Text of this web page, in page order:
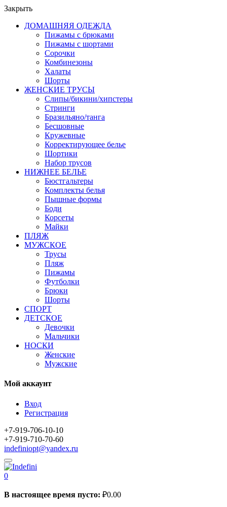
Закрыть
ДОМАШНЯЯ ОДЕЖДА
Пижамы с брюками
Пижамы с шортами
Сорочки
Комбинезоны
Халаты
Шорты
ЖЕНСКИЕ ТРУСЫ
Слипы/бикини/хипстеры
Стринги
Бразильяно/танга
Бесшовные
Кружевные
Корректирующее белье
Шортики
Набор трусов
НИЖНЕЕ БЕЛЬЕ
Бюстгальтеры
Комплекты белья
Пышные формы
Боди
Корсеты
Майки
ПЛЯЖ
МУЖСКОЕ
Трусы
Пляж
Пижамы
Футболки
Брюки
Шорты
СПОРТ
ДЕТСКОЕ
Девочки
Мальчики
НОСКИ
Женские
Мужские
Мой аккаунт
Вход
Регистрация
+7-919-706-10-10
+7-919-710-70-60
indefiniopt@yandex.ru
0
В настоящее время пусто: ₽0.00